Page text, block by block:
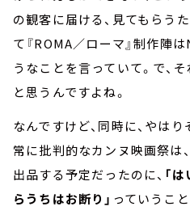
の観客に届ける、見てもらう
て『ROMA／ローマ』制作陣
うなことを言っていて。で、
と思うんですよね。
なんですけど、同時に、やは
常に批判的なカンヌ映画祭は
出品する予定だったのに、 「
らうちはお断り」 っていうこ